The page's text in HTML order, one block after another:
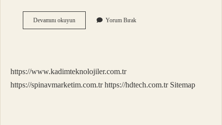
Devamını okuyunKütle
Artışı
Yorum Bırak
https://www.kadimteknolojiler.com.tr
https://spinavmarketim.com.tr https://hdtech.com.tr Sitemap